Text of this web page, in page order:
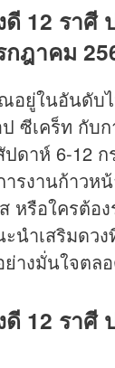
ดี 12 ราศี
ฎาคม
อยู่ในอันดับ
ซีเคร็ท กับ
ดาห์ 6-12
รงานก้าวห
หรือใครต้อง
นำเสริมดว
างมั่นใจตล
12 ราศี